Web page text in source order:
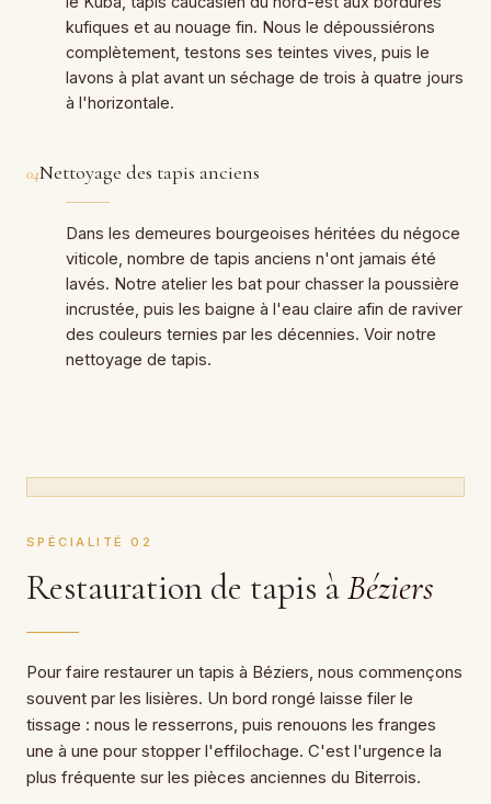
kufiques et au nouage fin. Nous le dépoussiérons
complètement, testons ses teintes vives, puis le
lavons à plat avant un séchage de trois à quatre jours
à l'horizontale.
04Nettoyage des tapis anciens
Dans les demeures bourgeoises héritées du négoce
viticole, nombre de tapis anciens n'ont jamais été
lavés. Notre atelier les bat pour chasser la poussière
incrustée, puis les baigne à l'eau claire afin de raviver
des couleurs ternies par les décennies. Voir notre
nettoyage de tapis.
SPÉCIALITÉ 02
Restauration de tapis àBéziers
Pour faire restaurer un tapis à Béziers, nous commençons
souvent par les lisières. Un bord rongé laisse filer le
tissage : nous le resserrons, puis renouons les franges
une à une pour stopper l'effilochage. C'est l'urgence la
plus fréquente sur les pièces anciennes du Biterrois.